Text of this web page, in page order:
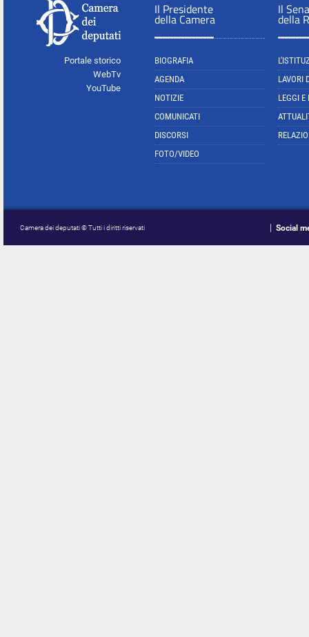
Portale storico
WebTv
YouTube
Il Presidente
della Camera
BIOGRAFIA
AGENDA
NOTIZIE
COMUNICATI
DISCORSI
FOTO/VIDEO
Il
della
LAVORI
LEGGI E
Camera dei deputati © Tutti i diritti riservati Social